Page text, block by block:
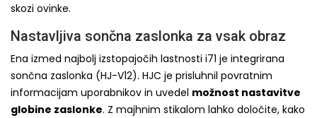
skozi ovinke.
Nastavljiva sončna zaslonka za vsak obraz
Ena izmed najbolj izstopajočih lastnosti i71 je integrirana
sončna zaslonka (HJ-V12). HJC je prisluhnil povratnim
informacijam uporabnikov in uvedel možnost nastavitve
globine zaslonke. Z majhnim stikalom lahko določite, kako